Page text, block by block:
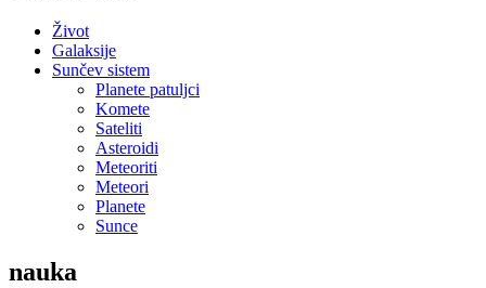
Život
Galaksije
Sunčev sistem
Planete patuljci
Komete
Sateliti
Asteroidi
Meteoriti
Meteori
Planete
Sunce
nauka